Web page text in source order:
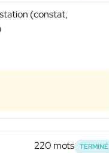
(constat,
220 mots TERMINÉ